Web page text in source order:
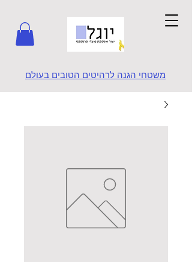
משטחי הגנה לרהיטים הטובים בעולם